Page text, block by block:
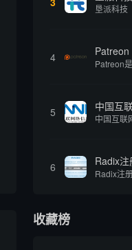
4 Patreon
5
6
收藏榜